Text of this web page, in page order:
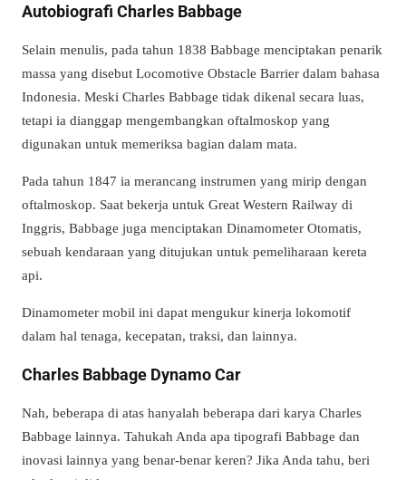
Autobiografi Charles Babbage
Selain menulis, pada tahun 1838 Babbage menciptakan penarik
massa yang disebut Locomotive Obstacle Barrier dalam bahasa
Indonesia. Meski Charles Babbage tidak dikenal secara luas,
tetapi ia dianggap mengembangkan oftalmoskop yang
digunakan untuk memeriksa bagian dalam mata.
Pada tahun 1847 ia merancang instrumen yang mirip dengan
oftalmoskop. Saat bekerja untuk Great Western Railway di
Inggris, Babbage juga menciptakan Dinamometer Otomatis,
sebuah kendaraan yang ditujukan untuk pemeliharaan kereta
api.
Dinamometer mobil ini dapat mengukur kinerja lokomotif
dalam hal tenaga, kecepatan, traksi, dan lainnya.
Charles Babbage Dynamo Car
Nah, beberapa di atas hanyalah beberapa dari karya Charles
Babbage lainnya. Tahukah Anda apa tipografi Babbage dan
inovasi lainnya yang benar-benar keren? Jika Anda tahu, beri